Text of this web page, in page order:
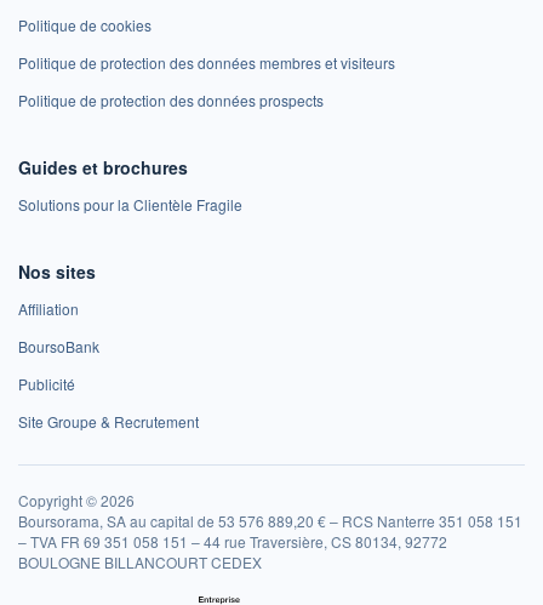
Politique de cookies
Politique de protection des données membres et visiteurs
Politique de protection des données prospects
Guides et brochures
Solutions pour la Clientèle Fragile
Nos sites
Affiliation
BoursoBank
Publicité
Site Groupe & Recrutement
Copyright © 2026
Boursorama, SA au capital de 53 576 889,20 € – RCS Nanterre 351 058 151
– TVA FR 69 351 058 151 – 44 rue Traversière, CS 80134, 92772
BOULOGNE BILLANCOURT CEDEX